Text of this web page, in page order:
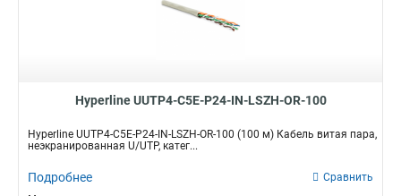
Hyperline UUTP4-C5E-P24-IN-LSZH-OR-100
Hyperline UUTP4-C5E-P24-IN-LSZH-OR-100 (100 м) Кабель витая пара,
неэкранированная U/UTP, катег...
Подробнее Сравнить